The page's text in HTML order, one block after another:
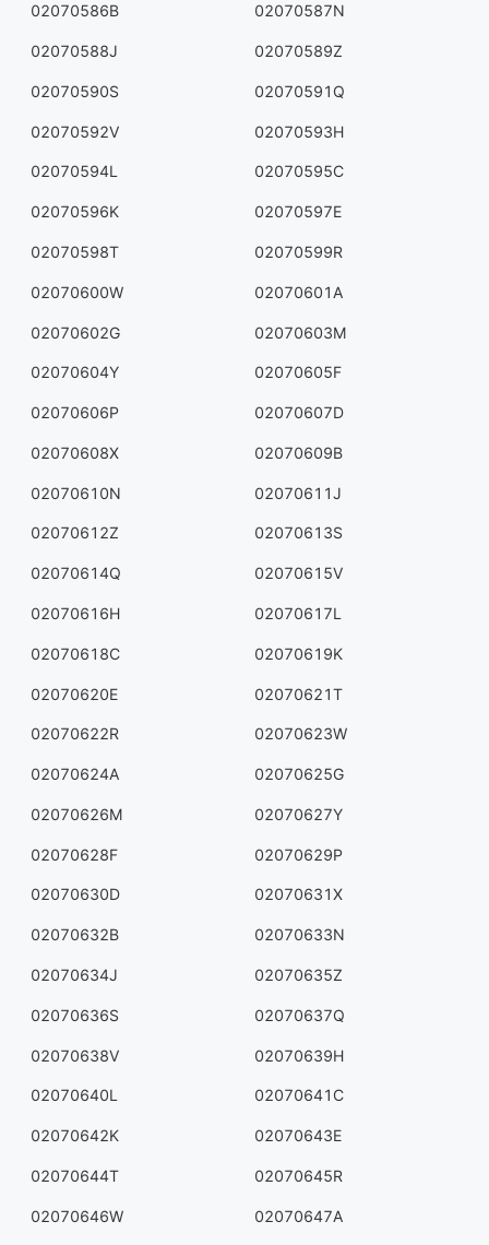
02070586B 02070587N
02070588J 02070589Z
02070590S 02070591Q
02070592V 02070593H
02070594L 02070595C
02070596K 02070597E
02070598T 02070599R
02070600W 02070601A
02070602G 02070603M
02070604Y 02070605F
02070606P 02070607D
02070608X 02070609B
02070610N 02070611J
02070612Z 02070613S
02070614Q 02070615V
02070616H 02070617L
02070618C 02070619K
02070620E 02070621T
02070622R 02070623W
02070624A 02070625G
02070626M 02070627Y
02070628F 02070629P
02070630D 02070631X
02070632B 02070633N
02070634J 02070635Z
02070636S 02070637Q
02070638V 02070639H
02070640L 02070641C
02070642K 02070643E
02070644T 02070645R
02070646W 02070647A